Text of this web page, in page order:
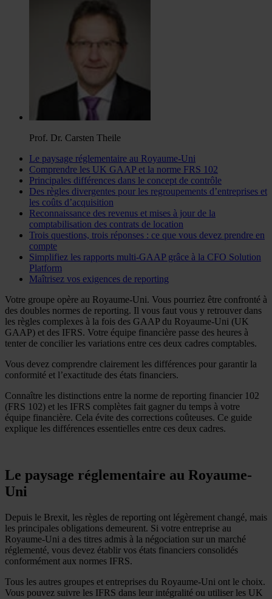
Prof. Dr. Carsten Theile
Le paysage réglementaire au Royaume-Uni
Comprendre les UK GAAP et la norme FRS 102
Principales différences dans le concept de contrôle
Des règles divergentes pour les regroupements d’entreprises et
les coûts d’acquisition
Reconnaissance des revenus et mises à jour de la
comptabilisation des contrats de location
Trois questions, trois réponses : ce que vous devez prendre en
compte
Simplifiez les rapports multi-GAAP grâce à la CFO Solution
Platform
Maîtrisez vos exigences de reporting
Votre groupe opère au Royaume-Uni. Vous pourriez être confronté à
des doubles normes de reporting. Il vous faut vous y retrouver dans
les règles complexes à la fois des GAAP du Royaume-Uni (UK
GAAP) et des IFRS. Votre équipe financière passe des heures à
tenter de concilier les variations entre ces deux cadres comptables.
Vous devez comprendre clairement les différences pour garantir la
conformité et l’exactitude des états financiers.
Connaître les distinctions entre la norme de reporting financier 102
(FRS 102) et les IFRS complètes fait gagner du temps à votre
équipe financière. Cela évite des corrections coûteuses. Ce guide
explique les différences essentielles entre ces deux cadres.
Le paysage réglementaire au Royaume-
Uni
Depuis le Brexit, les règles de reporting ont légèrement changé, mais
les principales obligations demeurent. Si votre entreprise au
Royaume-Uni a des titres admis à la négociation sur un marché
réglementé, vous devez établir vos états financiers consolidés
conformément aux normes IFRS.
Tous les autres groupes et entreprises du Royaume-Uni ont le choix.
Vous pouvez suivre les IFRS dans leur intégralité ou utiliser les UK